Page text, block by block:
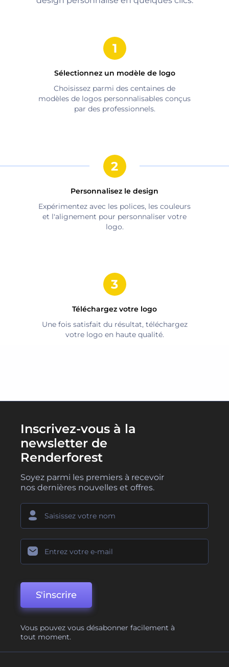
Sélectionnez un modèle de logo
Choisissez parmi des centaines de
modèles de logos personnalisables conçus
par des professionnels.
Personnalisez le design
Expérimentez avec les polices, les couleurs
et l'alignement pour personnaliser votre
logo.
Téléchargez votre logo
Une fois satisfait du résultat, téléchargez
votre logo en haute qualité.
Inscrivez-vous à la
newsletter de
Renderforest
Soyez parmi les premiers à recevoir
nos dernières nouvelles et offres.
S'inscrire
Vous pouvez vous désabonner facilement à
tout moment.